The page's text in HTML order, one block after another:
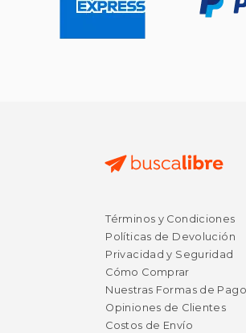
Términos y Condiciones
Políticas de Devolución
Privacidad y Seguridad
Cómo Comprar
Nuestras Formas de Pago
Opiniones de Clientes
Costos de Envío